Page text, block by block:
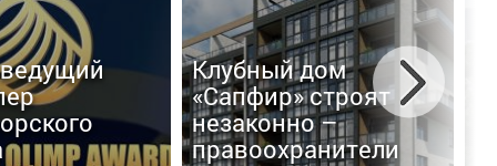
Клубный дом
«Сапфир» строят
незаконно –
правоохранители